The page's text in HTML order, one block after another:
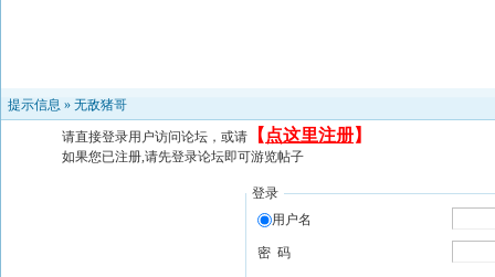
提示信息 » 无敌猪哥
请直接登录用户访问论坛，或请 【 点这里注册】
如果您已注册,请先登录论坛即可游览帖子
登录
用户名
密 码